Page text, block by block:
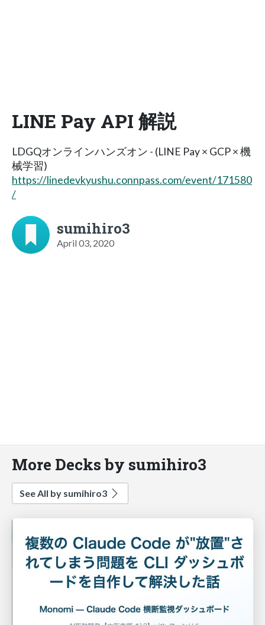
LINE Pay API 解説
LDGQオンラインハンズオン - (LINE Pay × GCP × 機
械学習)
https://linedevkyushu.connpass.com/event/171580
/
sumihiro3
April 03, 2020
More Decks by sumihiro3
See All by sumihiro3